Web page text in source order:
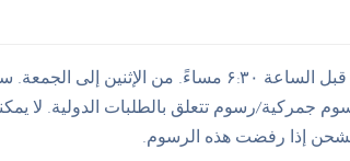
جميع أوقات الشحن المقدرة بالإضافة إلى أوقات التنفيذ، نحن نقدم التسليم في يوم العمل التالي للطلبات
جمركية/رسوم تتعلق بالطلبات الدولية. لا
إذا رفضت هذه الرسوم.